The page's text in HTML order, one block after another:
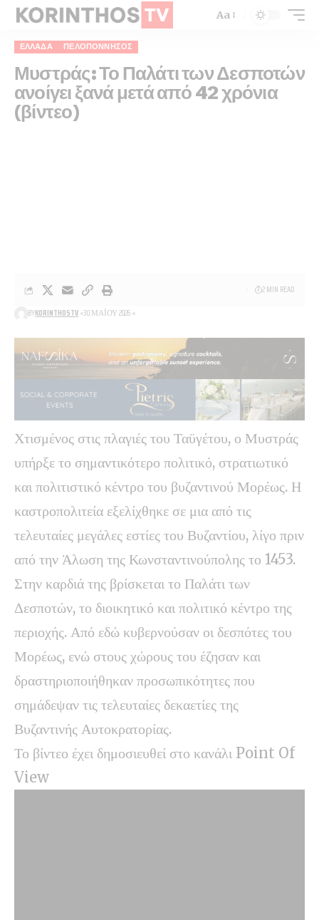
Aa
ΕΛΛΆΔΑ ΠΕΛΟΠΌΝΝΗΣΟΣ
Μυστράς: Το Παλάτι των Δεσποτών
ανοίγει ξανά μετά από 42 χρόνια
(βίντεο)
BYKORINTHOSTV 30 ΜΑΪ́ΟΥ 2026
2 MIN READ
Χτισμένος στις πλαγιές του Ταϋγέτου, ο Μυστράς
υπήρξε το σημαντικότερο πολιτικό, στρατιωτικό
και πολιτιστικό κέντρο του βυζαντινού Μορέως. Η
καστροπολιτεία εξελίχθηκε σε μια από τις
τελευταίες μεγάλες εστίες του Βυζαντίου, λίγο πριν
από την Άλωση της Κωνσταντινούπολης το 1453.
Στην καρδιά της βρίσκεται το Παλάτι των
Δεσποτών, το διοικητικό και πολιτικό κέντρο της
περιοχής. Από εδώ κυβερνούσαν οι δεσπότες του
Μορέως, ενώ στους χώρους του έζησαν και
δραστηριοποιήθηκαν προσωπικότητες που
σημάδεψαν τις τελευταίες δεκαετίες της
Βυζαντινής Αυτοκρατορίας.
Το βίντεο έχει δημοσιευθεί στο κανάλι Point Of
View